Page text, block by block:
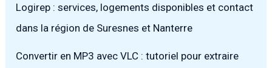
Logirep : services, logements disponibles et contact
dans la région de Suresnes et Nanterre
Convertir en MP3 avec VLC : tutoriel pour extraire